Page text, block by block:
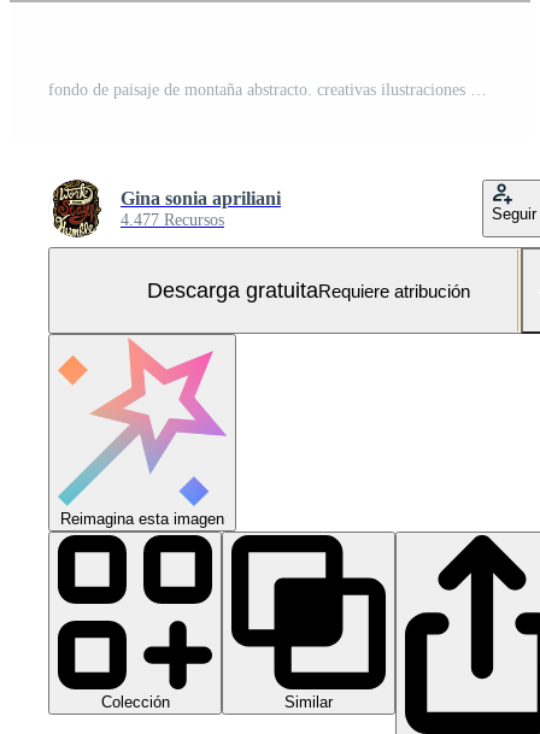
fondo de paisaje de montaña abstracto. creativas ilustraciones minimalistas pintadas a mano de la impresión de arte moderno de mediados de siglo. bosque, colina y luna en el set Vector Gratis y SVG Gratis
Gina sonia apriliani
4.477 Recursos Seguir
Descarga gratuitaRequiere atribución
Reimagina esta imagen
Colección Similar